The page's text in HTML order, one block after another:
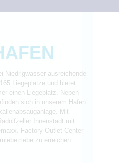
Niedrigwasser ausreichende
Liegeplätze und bietet
einen Liegeplatz. Neben
sich in unserem Hafen
Mit
Innenstadt mit
Factory Outlet Center
zu erreichen.